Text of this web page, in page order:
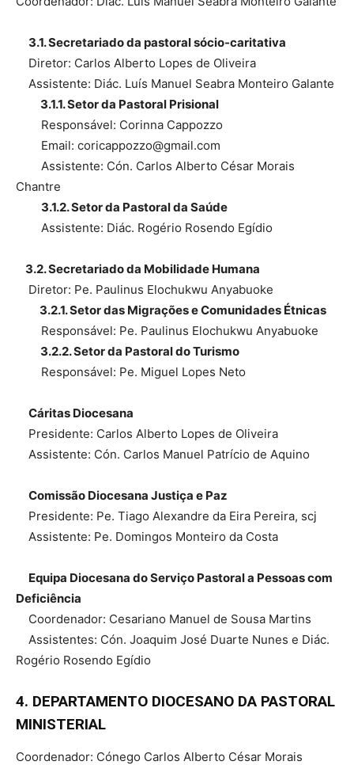
3.1. Secretariado da pastoral sócio-caritativa
Diretor: Carlos Alberto Lopes de Oliveira
Assistente: Diác. Luís Manuel Seabra Monteiro Galante
3.1.1. Setor da Pastoral Prisional
Responsável: Corinna Cappozzo
Email: coricappozzo@gmail.com
Assistente: Cón. Carlos Alberto César Morais
Chantre
3.1.2. Setor da Pastoral da Saúde
Assistente: Diác. Rogério Rosendo Egídio
3.2. Secretariado da Mobilidade Humana
Diretor: Pe. Paulinus Elochukwu Anyabuoke
3.2.1. Setor das Migrações e Comunidades Étnicas
Responsável: Pe. Paulinus Elochukwu Anyabuoke
3.2.2. Setor da Pastoral do Turismo
Responsável: Pe. Miguel Lopes Neto
Cáritas Diocesana
Presidente: Carlos Alberto Lopes de Oliveira
Assistente: Cón. Carlos Manuel Patrício de Aquino
Comissão Diocesana Justiça e Paz
Presidente: Pe. Tiago Alexandre da Eira Pereira, scj
Assistente: Pe. Domingos Monteiro da Costa
Equipa Diocesana do Serviço Pastoral a Pessoas com
Deficiência
Coordenador: Cesariano Manuel de Sousa Martins
Assistentes: Cón. Joaquim José Duarte Nunes e Diác.
Rogério Rosendo Egídio
4. DEPARTAMENTO DIOCESANO DA PASTORAL
MINISTERIAL
Coordenador: Cónego Carlos Alberto César Morais